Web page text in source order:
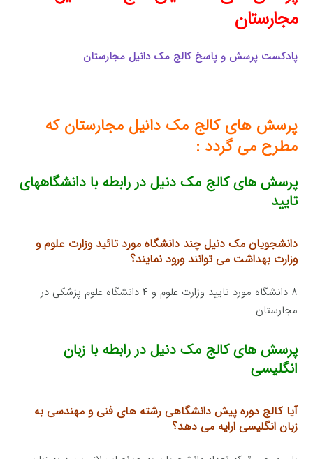
مجارستان
پادکست پرسش و پاسخ کالج مک دانیل مجارستان
پرسش های کالج مک دانیل مجارستان که
مطرح می گردد :
پرسش های کالج مک دنیل در رابطه با دانشگاههای
تایید
دانشجویان مک دنیل چند دانشگاه مورد تائید وزارت علومو
وزارت بهداشت می توانند ورود نمایند؟
۸ دانشگاه مورد تایید وزارت علوم و ۴ دانشگاه علوم پزشکی در
مجارستان
پرسش های کالج مک دنیل در رابطه با زبان
انگلیسی
آیا کالج دوره پیش دانشگاهی رشته های فنی و مهندسی به
زبان انگلیسیارایه می دهد؟